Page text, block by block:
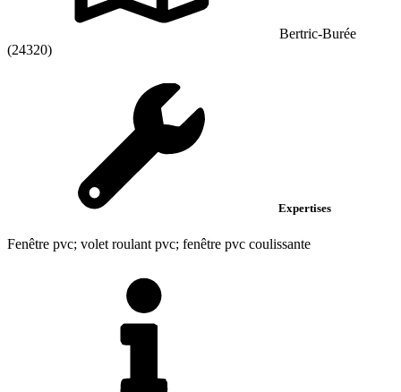
Bertric-Burée
(24320)
Expertises
Fenêtre pvc; volet roulant pvc; fenêtre pvc coulissante